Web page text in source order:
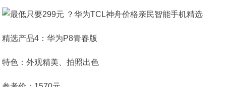
精选产品4：华为P8青春版
特色：外观精美、拍照出色